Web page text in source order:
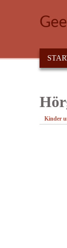
Kinder